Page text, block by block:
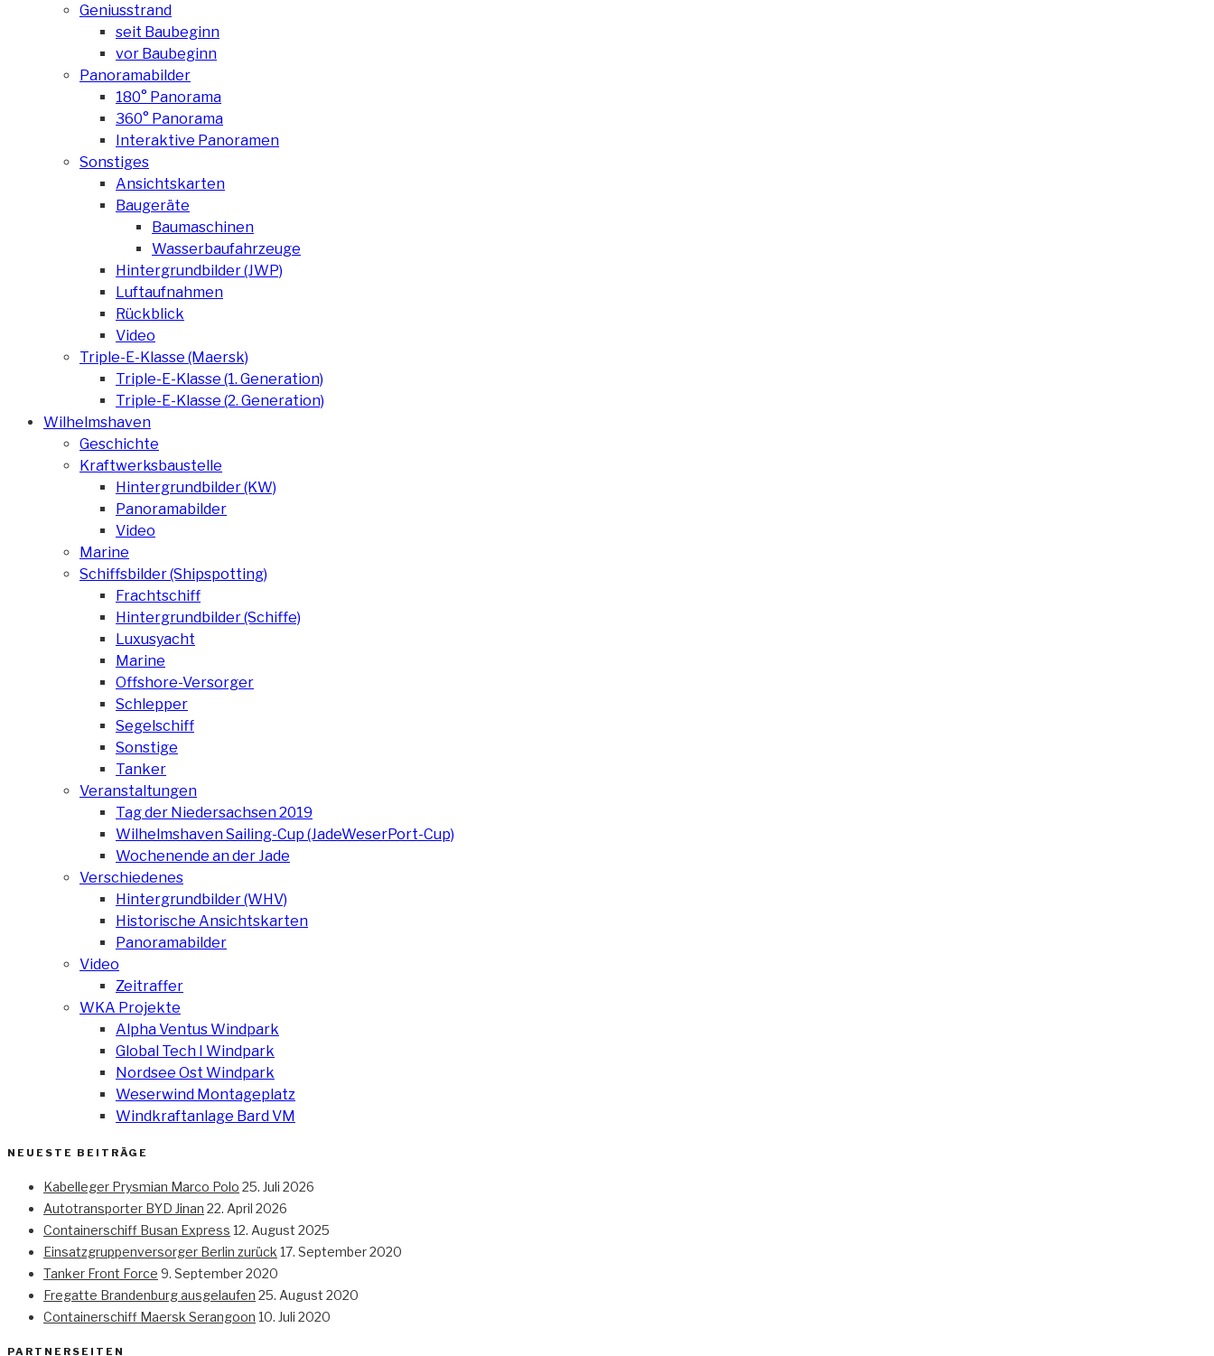
Geniusstrand
seit Baubeginn
vor Baubeginn
Panoramabilder
180° Panorama
360° Panorama
Interaktive Panoramen
Sonstiges
Ansichtskarten
Baugeräte
Baumaschinen
Wasserbaufahrzeuge
Hintergrundbilder (JWP)
Luftaufnahmen
Rückblick
Video
Triple-E-Klasse (Maersk)
Triple-E-Klasse (1. Generation)
Triple-E-Klasse (2. Generation)
Wilhelmshaven
Geschichte
Kraftwerksbaustelle
Hintergrundbilder (KW)
Panoramabilder
Video
Marine
Schiffsbilder (Shipspotting)
Frachtschiff
Hintergrundbilder (Schiffe)
Luxusyacht
Marine
Offshore-Versorger
Schlepper
Segelschiff
Sonstige
Tanker
Veranstaltungen
Tag der Niedersachsen 2019
Wilhelmshaven Sailing-Cup (JadeWeserPort-Cup)
Wochenende an der Jade
Verschiedenes
Hintergrundbilder (WHV)
Historische Ansichtskarten
Panoramabilder
Video
Zeitraffer
WKA Projekte
Alpha Ventus Windpark
Global Tech I Windpark
Nordsee Ost Windpark
Weserwind Montageplatz
Windkraftanlage Bard VM
NEUESTE BEITRÄGE
Kabelleger Prysmian Marco Polo 25. Juli 2026
Autotransporter BYD Jinan 22. April 2026
Containerschiff Busan Express 12. August 2025
Einsatzgruppenversorger Berlin zurück 17. September 2020
Tanker Front Force 9. September 2020
Fregatte Brandenburg ausgelaufen 25. August 2020
Containerschiff Maersk Serangoon 10. Juli 2020
PARTNERSEITEN